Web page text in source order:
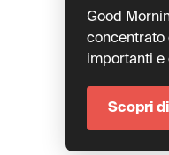
Good
concentrato
importanti e
Scopri